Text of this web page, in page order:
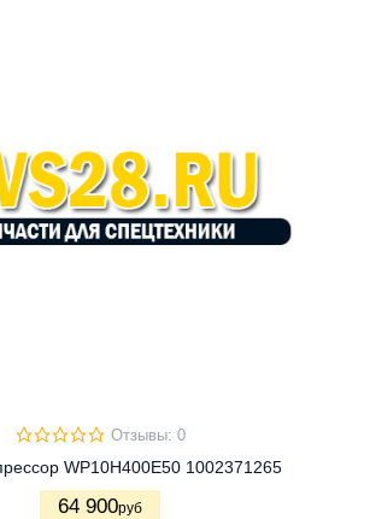
Отзывы: 0
WP10H400E50 1002371265
64 900руб